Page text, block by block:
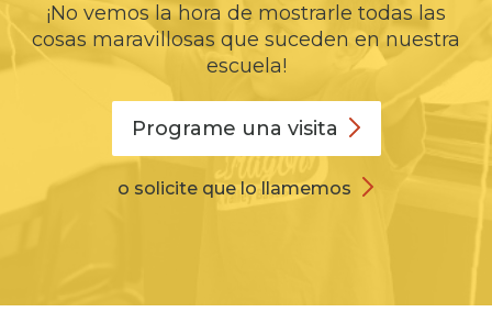
¡No vemos la hora de mostrarle todas las
cosas maravillosas que suceden en nuestra
escuela!
Programe una visita
o solicite que lo llamemos